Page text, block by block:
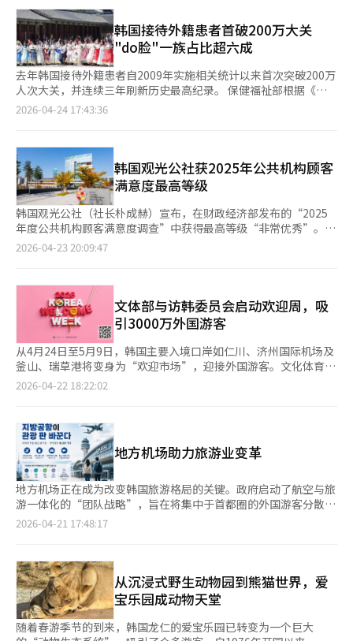
呈现稳步上升态势。 图书馆数量方面，截至去年年底，全国公共
图书馆总数达1328家，同比增长2.5%。随着基础设施持续完善，
每馆平均服务人口降至3.85万人，同比减少约1000人。 人力配置
方面，去年全国专职图书管理员人数达6276人，同比增长3.4%，
人均服务人口随之降至8145人，同比下降3.4%。一般而言，每位
图书管理员所服务的人口越少，意味着公共图书馆的覆盖范围更
广，民众的可达性水平越高。 从阅读服务来看，去年公共图书馆
图书借阅量为1.463亿册，同比基本持平；馆藏图书总量达1.26亿
92项，参与人数同比增长6.8%。分析人士指出，图书馆正逐步从
传统阅读空间转型为集讲座、展览与社区交流于一体的复合型文化
平台。 韩国文化体育观光部相关负责人表示，全年访问量突破2.3
亿人次，充分表明公共图书馆已成为丰富国民文化生活的重要基础
设施。未来将持续推进以民众需求为导向的精准化政策，进一步拓
展图书馆服务功能。
韩国接待外籍患者首破200万大关
"do脸"一族占比超六成
去年韩国接待外籍患者自2009年实施相关统计以来首次突破200万
人次大关，并连续三年刷新历史最高纪录。 保健福祉部根据《医
疗海外进军法》对每年前来韩国就医的外籍患者国籍、诊疗科目等
度锐减至11万人次左右。随着全球出行恢复及医疗旅游需求回升，
自2023年以来，外籍患者人数持续翻倍增长，医疗观光市场加速
复苏。 去年共有来自201个国家（地区）的患者入境韩国接受医疗
服务，按国籍划分，中国大陆患者人数居首，为61.8973万人次，
占总外籍患者人数的30.8%，日本（60万人次）和中国台湾
（18.5715万人次）紧随其后。 直至2024年位居首位的日本患者数
量，去年首次被中国反超。分析认为，中国（含台湾地区）患者数
量同比增长超过一倍，主要受皮肤科美容医疗需求上升、旅游市场
患者同比增长70.4%，达到17.3363万人次，加拿大患者同比增长
59.1%，达到2.3624万人次，均创下2009年以来最高纪录。 从来
韩外籍患者诊疗科目来看，皮肤科最受青睐，接待外籍患者人数
131.27万人次，占比62.9%。整形外科紧随其后，共接待患者
23.31万人次，占比11.2%。皮肤管理、整形美容等医疗项目持续
吸引海外患者。 从医疗机构类型来看，诊所接待的外籍患者占比
高达87.7%，达到176.5153万人次。综合医院和高级综合医院分别
占3.6%和3%。牙科诊所接待患者占比虽仅为1.6%，但同比增幅
集中的城市。去年来韩外籍患者中，87.2%前往首尔，共计
175.5002万人次。登记的外籍患者接待机构中，62.5%位于首尔，
反映出首尔在交通、旅游以及医疗基础设施方面的绝对优势。 根
据产业研究院的估算，去年来韩外籍患者及其陪同人员产生的医疗
旅游消费规模约为12.5万亿韩元（约合人民币576亿元），医疗支
出约3.3万亿韩元，并带动超过10万亿韩元的附加经济价值。 随着
外籍患者200万时代的带来，韩国政府今后将不仅追求规模扩张，
更将加强行业质量管理与可持续发展。保健产业政策局局长郑恩英
量增长。
2026-04-24 17:43:36
韩国观光公社获2025年公共机构顾客
满意度最高等级
韩国观光公社（社长朴成赫）宣布，在财政经济部发布的“2025
年度公共机构顾客满意度调查”中获得最高等级“非常优秀”。该
调查由财政经济部每年进行，旨在提升公共机构服务质量和公众满
体育观光部下属机构中唯一获得非常优秀等级的单位。这一成就归
功于其应对地区人口减少危机的“数字旅游居民证”和“旅行
月”等项目的全国推广，以及通过吸引国内外游客来振兴内需的努
力。朴成赫表示：“观光公社通过旅游传递幸福的真诚努力，获得
了顾客满意度最高等级的成果。作为韩国代表性的旅游公共机构，
我们将更加倾听国民的声音，通过创新成为令全球游客感动的机
构。”此外，观光公社将举办“旅游政策国民建议征集活动”，截
止日期为下月12日。公社将积极采纳国民的创意，提高旅游领域的
官网查看。
2026-04-23 20:09:47
文体部与访韩委员会启动欢迎周，吸
引3000万外国游客
从4月24日至5月9日，韩国主要入境口岸如仁川、济州国际机场及
釜山、瑞草港将变身为“欢迎市场”，迎接外国游客。文化体育观
光部与韩国访韩委员会宣布，将在旅游旺季期间以“K-食品”为主
州机场及邮轮港口启动“欢迎基地”文化体育观光部与韩国访韩委
员会将在4月24日至5月9日期间，迎接日本黄金周和中国劳动节等
东亚旅游旺季，举办“2026上半年欢迎周”。活动目标是吸引
3000万外国游客，并在入境第一站就为韩国树立积极形象。欢迎
展位将设在仁川国际机场、济州国际机场、釜山港邮轮码头和瑞草
港。根据各机场特点，仁川从4月24日至5月9日运营，济州从4月
25日至5月9日，邮轮港口则根据入港时间安排欢迎活动。◆ “K-
食品”主题五感体验，与中小企业部“同行节”联动今年欢迎周的
息，并举办传统茶香体验和轮盘活动等互动项目。除了信息传递，
还与民间企业合作提供丰富的折扣优惠。游客将获得包含二维码
的“欢迎卡”和韩国旅游地图，以及K-食品和美容产品组成的“欢
迎礼包”，以提供实质性旅行便利。此外，将与中小企业部的“韩
国同行节”联动，推广韩国小商户产品，促进地方经济发展。◆
BTS“阿里郎”演出期间在釜山站设展位，全国推广欢迎活动此次
2026-04-22 18:22:02
地方机场助力旅游业变革
地方机场正在成为改变韩国旅游格局的关键。政府启动了航空与旅
游一体化的“团队战略”，旨在将集中于首都圈的外国游客分散至
地方。文化体育观光部和国土交通部于21日开始在大邱、金海、清
的后续措施。首场会议在大邱市政府举行，由文化体育观光部次官
金大贤主持，国土交通部、地方政府、韩国旅游公社、韩国机场公
社、航空公司和旅游业界等相关机构参与。会议旨在通过连接地方
机场和周边旅游区，增加外国游客的流入，并形成停留和消费的结
构。讨论范围不仅限于航线扩展，还包括机场时刻和便利服务、地
2026-04-21 17:48:17
从沉浸式野生动物园到熊猫世界，爱
宝乐园成动物天堂
随着春游季节的到来，韩国龙仁的爱宝乐园已转变为一个巨大